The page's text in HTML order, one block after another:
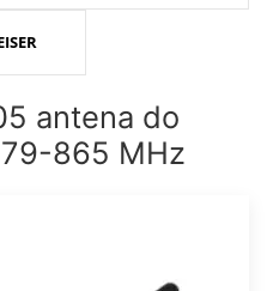
antena do
865 MHz